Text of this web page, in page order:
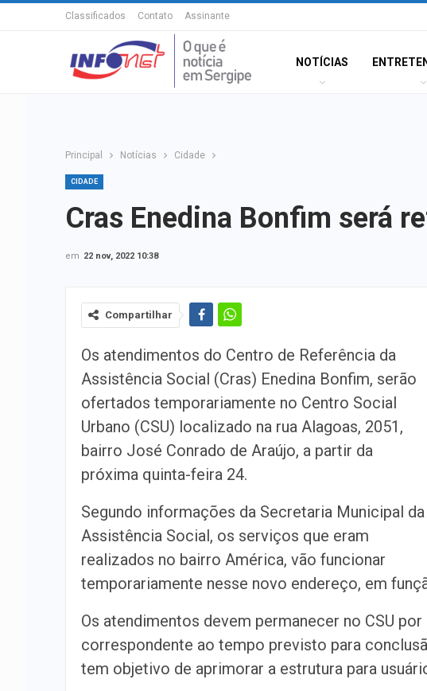
Classificados Contato Assinante
NOTÍCIAS
Principal Notícias Cidade
CIDADE
Cras Enedina Bonfim será
em 22 nov, 2022 10:38
Compartilhar
Os atendimentos do Centro de Referência da
Assistência Social (Cras) Enedina Bonfim, serão
ofertados temporariamente no Centro Social
Urbano (CSU) localizado na rua Alagoas, 2051,
bairro José Conrado de Araújo, a partir da
próxima quinta-feira 24.
Segundo informações da Secretaria Municipal da
Assistência Social, os serviços que eram
realizados no bairro América, vão funcionar
temporariamente nesse novo endereço, em
Os atendimentos devem permanecer no CSU
correspondente ao tempo previsto para
tem objetivo de aprimorar a estrutura para